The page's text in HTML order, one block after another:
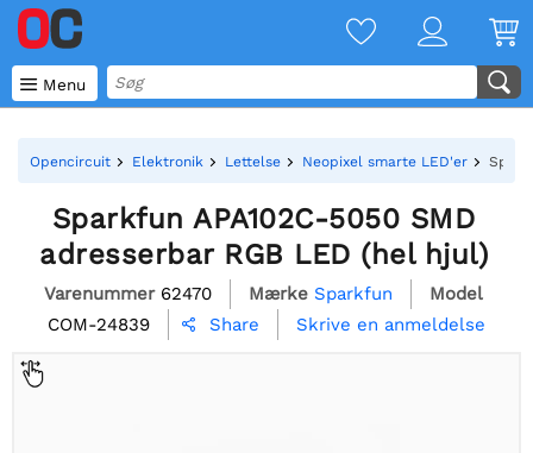
 Menu
Opencircuit Elektronik Lettelse Neopixel smarte LED'er
Sparkfun APA102C-5050 SMD
adresserbar RGB LED (hel hjul)
Varenummer 62470 Mærke Sparkfun
Model
COM-24839
 Share Skrive en anmeldelse